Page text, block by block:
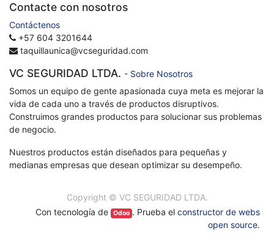
Contacte con nosotros
Contáctenos
+57 604 3201644
taquillaunica@vcseguridad.com
VC SEGURIDAD LTDA. - Sobre Nosotros
Somos un equipo de gente apasionada cuya meta es mejorar la
vida de cada uno a través de productos disruptivos.
Construimos grandes productos para solucionar sus problemas
de negocio.
Nuestros productos están diseñados para pequeñas y
medianas empresas que desean optimizar su desempeño.
Copyright © VC SEGURIDAD LTDA.
Con tecnología de
Odoo . Prueba el constructor de webs
open source.